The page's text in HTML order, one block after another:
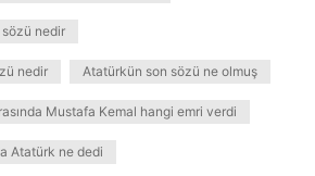
nedir
nedir Atatürkün son sözü ne olmuş
Mustafa Kemal hangi emri verdi
Atatürk ne dedi